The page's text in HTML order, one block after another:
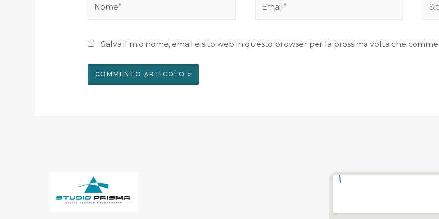
Salva il mio nome, email e sito web in questo browser per la prossima volta che